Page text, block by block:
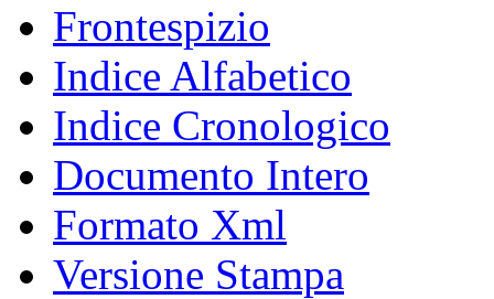
Frontespizio
Indice Alfabetico
Indice Cronologico
Documento Intero
Formato Xml
Versione Stampa